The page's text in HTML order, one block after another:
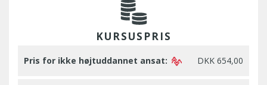
KURSUSPRIS
Pris for ikke højtuddannet ansat: DKK 654,00